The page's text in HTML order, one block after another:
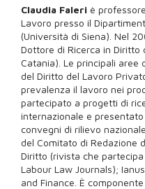
Claudia Faleri è
Lavoro presso il
(Università di Siena). Nel
Dottore di Ricerca in Diritto
Catania). Le principali aree
del Diritto del Lavoro
prevalenza il lavoro nei
partecipato a progetti di
internazionale e
convegni di rilievo
del Comitato di Redazione
Diritto (rivista che
Labour Law Journals);
and Finance. È